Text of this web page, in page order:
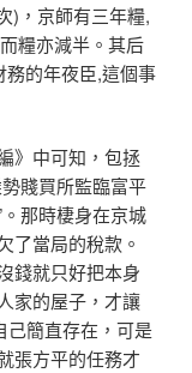
)，京師有三年糧,
糧亦減半。其后
務的年夜臣,這個事
》中可知，包拯
賤買所監臨富平
那時棲身在京城
了當局的稅款。
錢就只好把本身
家的屋子，才讓
己簡直存在，可是
張方平的任務才